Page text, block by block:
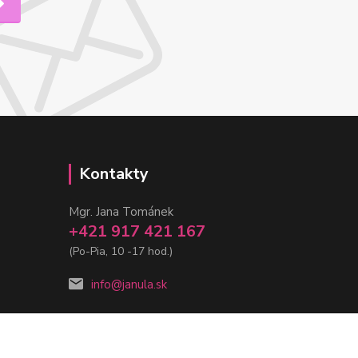
Kontakty
Mgr. Jana Tománek
+421 917 421 167
(Po-Pia, 10 -17 hod.)
info@janula.sk